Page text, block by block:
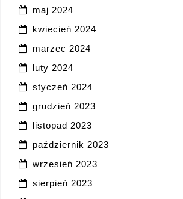
maj 2024
kwiecień 2024
marzec 2024
luty 2024
styczeń 2024
grudzień 2023
listopad 2023
październik 2023
wrzesień 2023
sierpień 2023